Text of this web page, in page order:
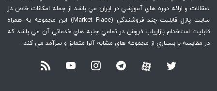
،‌مقالات و ارائه دوره هاي آموزشي در ايران مي باشد از جمله امكانات خاص در
سايت پازل قابليت چند فروشندگي (Market Place) اين مجموعه به همراه
قابليت استخدام بازارياب فروش در تمامي جنبه هاي خدماتي آن مي باشد كه
در مقايسه با بسياري از مجموعه هاي مشابه آنرا متمايز و سرآمد مي كند.